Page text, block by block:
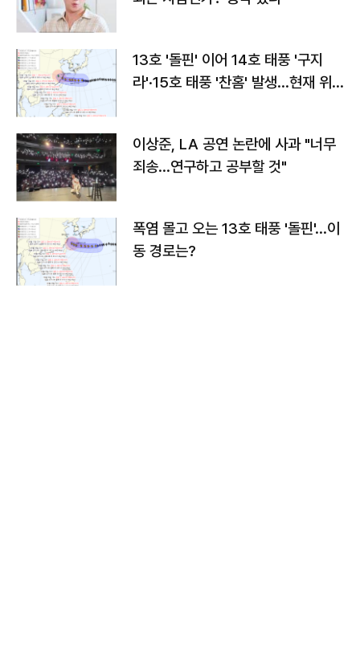
13호 '돌핀' 이어 14호 태풍 '구지
라'·15호 태풍 '찬홈' 발생…현재 위
이상준, LA 공연 논란에 사과 "너무
죄송…연구하고 공부할 것"
폭염 몰고 오는 13호 태풍 '돌핀'…이
동 경로는?